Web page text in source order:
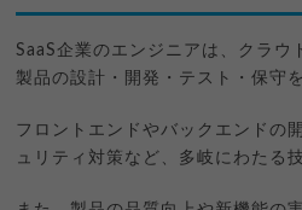
SaaS企業のエンジニアは、クラウ
製品の設計・開発・テスト・保守
フロントエンドやバックエンドの
ュリティ対策など、多岐にわたる